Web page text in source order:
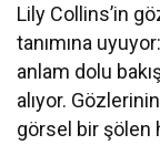
Lily Collins’in
tanımına
anlam dolu
alıyor.
görsel bir şölen